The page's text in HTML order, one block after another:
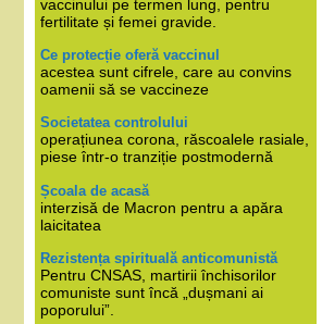
vaccinului pe termen lung, pentru
fertilitate și femei gravide.
Ce protecție oferă vaccinul
acestea sunt cifrele, care au convins
oamenii să se vaccineze
Societatea controlului
operațiunea corona, răscoalele rasiale,
piese într-o tranziție postmodernă
Școala de acasă
interzisă de Macron pentru a apăra
laicitatea
Rezistența spirituală anticomunistă
Pentru CNSAS, martirii închisorilor
comuniste sunt încă „dușmani ai
poporului”.